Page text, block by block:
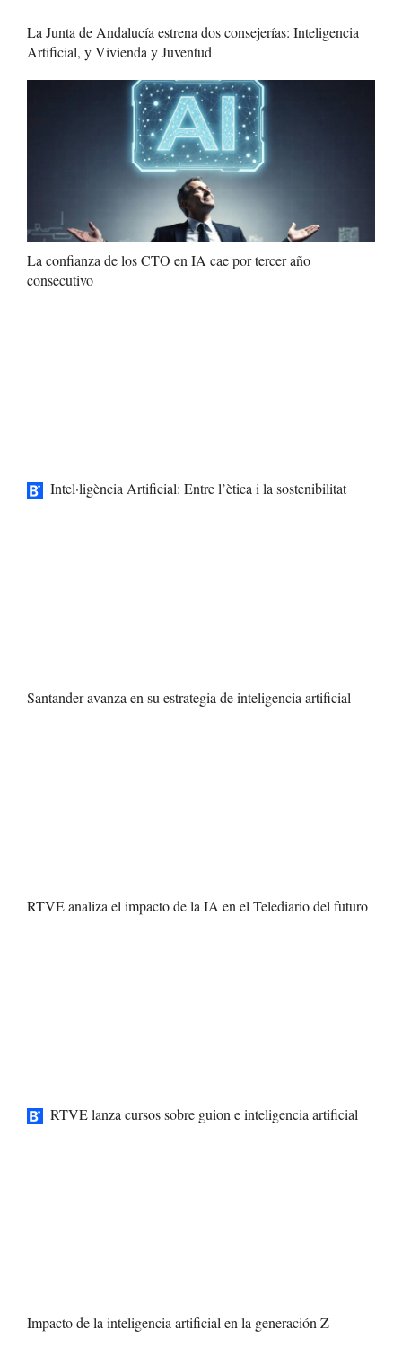
La Junta de Andalucía estrena dos consejerías: Inteligencia
Artificial, y Vivienda y Juventud
La confianza de los CTO en IA cae por tercer año
consecutivo
Intel·ligència Artificial: Entre l’ètica i la sostenibilitat
Santander avanza en su estrategia de inteligencia artificial
RTVE analiza el impacto de la IA en el Telediario del futuro
RTVE lanza cursos sobre guion e inteligencia artificial
Impacto de la inteligencia artificial en la generación Z